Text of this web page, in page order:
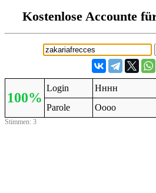
Kostenlose Accounte
100%
Login
Нннн
Parole
Оооо
Stimmen: 3